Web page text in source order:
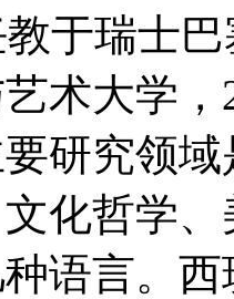
于瑞士
术大学
研究领
化哲学
语言。